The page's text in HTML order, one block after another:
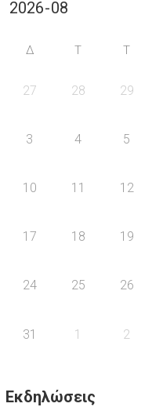
Δ Τ Τ
27 28 29
3 4 5
10 11 12
17 18 19
24 25 26
31 1 2
Εκδηλώσεις